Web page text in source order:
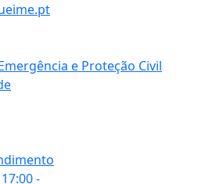
e Proteção Civil
17:00-